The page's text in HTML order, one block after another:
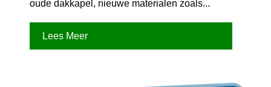
oude dakkapel, nieuwe materialen zoals...
Lees Meer